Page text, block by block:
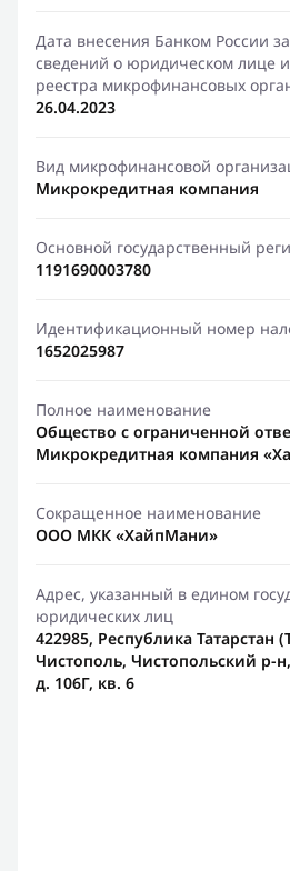
Дата внесения Банком России
сведений о юридическом лице
реестра микрофинансовых
26.04.2023
Вид микрофинансовой
Микрокредитная компания
Основной государственный
1191690003780
Идентификационный номер
1652025987
Полное наименование
Общество с ограниченной
Микрокредитная компания
Сокращенное наименование
ООО МКК «ХайпМани»
Адрес, указанный в едином
юридических лиц
422985, Республика Татарстан
Чистополь, Чистопольский р-
д. 106Г, кв. 6